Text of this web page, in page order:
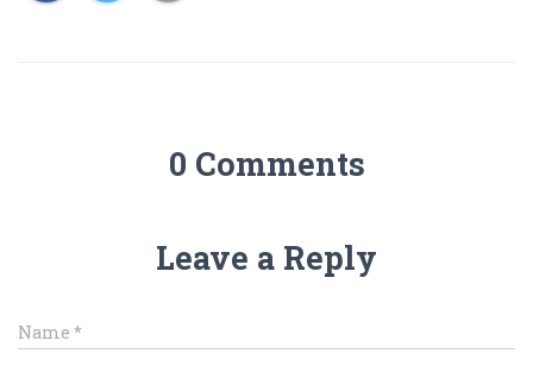
0 Comments
Leave a Reply
Name *